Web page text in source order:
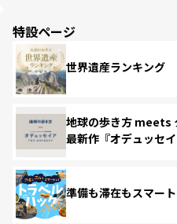
特設ページ
世界遺産ランキング
地球の歩き方 meets
最新作『オデュッセイ
準備も滞在もスマー